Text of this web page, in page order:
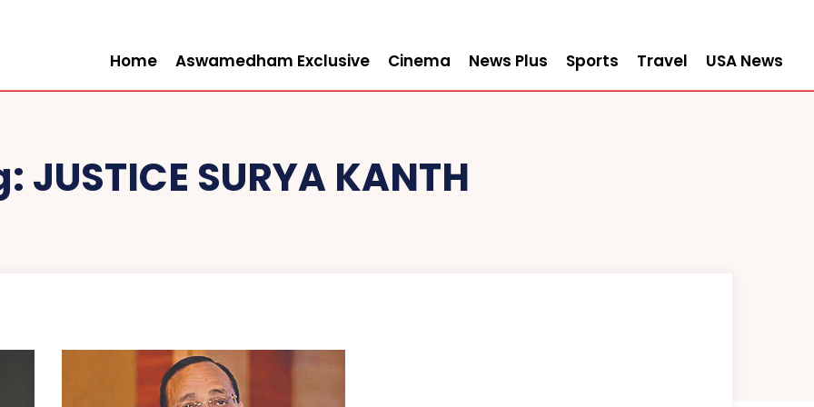
Home Aswamedham Exclusive Cinema News Plus Sports Travel USA News
JUSTICE SURYA KANTH